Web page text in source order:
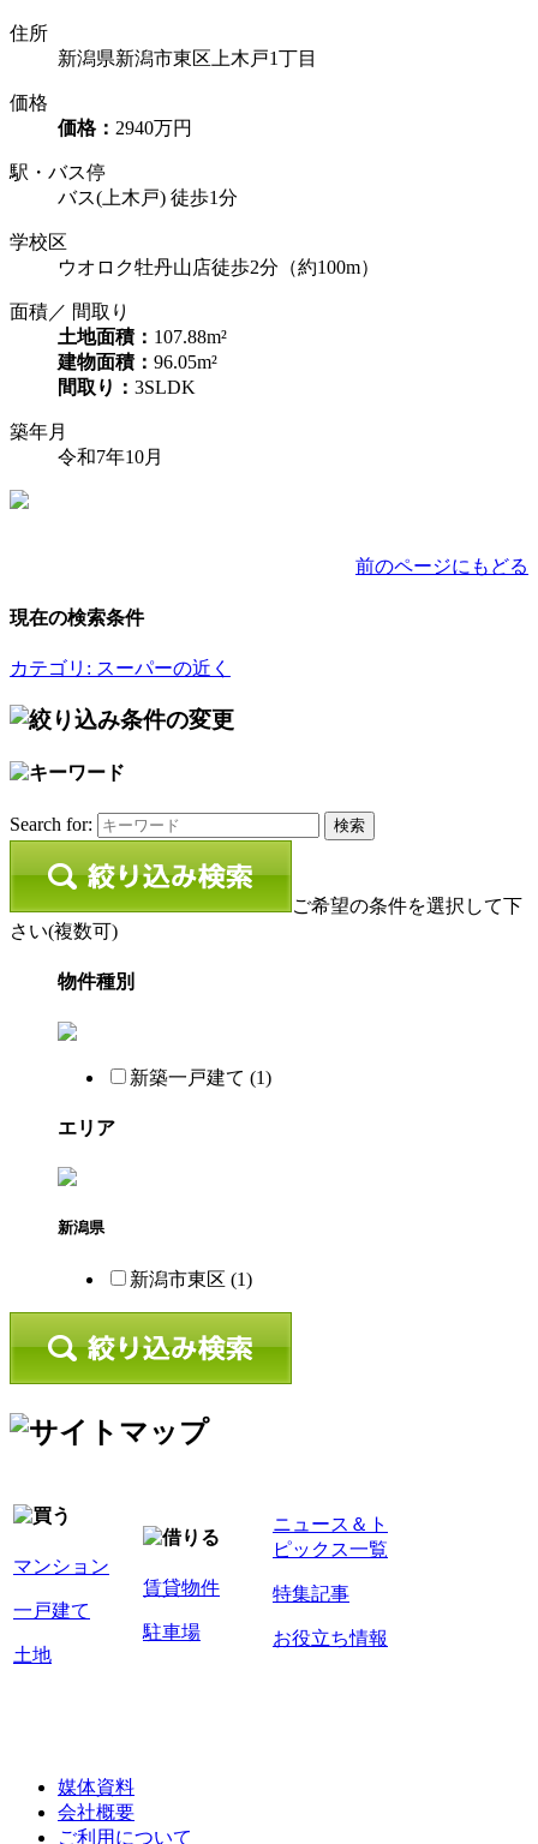
住所
新潟県新潟市東区上木戸1丁目
価格
価格： 2940万円
駅・バス停
バス(上木戸) 徒歩1分
学校区
ウオロク牡丹山店徒歩2分（約100m）
面積／ 間取り
土地面積： 107.88m²
建物面積： 96.05m²
間取り： 3SLDK
築年月
令和7年10月
前のページにもどる
現在の検索条件
カテゴリ: スーパーの近く
Search for:
ご希望の条件を選択して下
さい(複数可)
物件種別
新築一戸建て (1)
エリア
新潟県
新潟市東区 (1)
マンション
一戸建て
土地
賃貸物件
駐車場
ニュース＆ト
ピックス一覧
特集記事
お役立ち情報
媒体資料
会社概要
ご利用について